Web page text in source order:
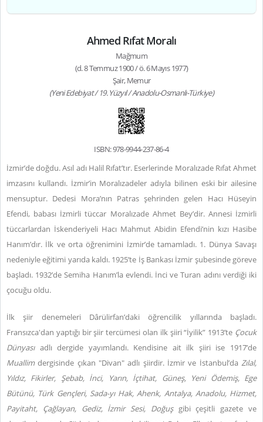
Ahmed Rıfat Moralı
Mağmum
(d. 8 Temmuz 1900 / ö. 6 Mayıs 1977)
Şair, Memur
(Yeni Edebiyat / 19. Yüzyıl / Anadolu-Osmanlı-Türkiye)
ISBN: 978-9944-237-86-4
İzmir’de doğdu. Asıl adı Halil Rıfat’tır. Eserlerinde Moralızade Rıfat Ahmet
imzasını kullandı. İzmir’in Moralızadeler adıyla bilinen eski bir ailesine
mensuptur. Dedesi Mora’nın Patras şehrinden gelen Hacı Hüseyin
Efendi, babası İzmirli tüccar Moralızade Ahmet Bey’dir. Annesi İzmirli
tüccarlardan İskenderiyeli Hacı Mahmut Abidin Efendi’nin kızı Hasibe
Hanım’dır. İlk ve orta öğrenimini İzmir’de tamamladı. 1. Dünya Savaşı
nedeniyle eğitimi yarıda kaldı. 1925’te İş Bankası İzmir şubesinde göreve
başladı. 1932’de Semiha Hanım’la evlendi. İnci ve Turan adını verdiği iki
çocuğu oldu.
İlk şiir denemeleri Dârülirfan’daki öğrencilik yıllarında başladı.
Fransızca'dan yaptığı bir şiir tercümesi olan ilk şiiri “İyilik” 1913’te Çocuk
Dünyasıadlı dergide yayımlandı. Kendisine ait ilk şiiri ise 1917’de
Muallimdergisinde çıkan "Divan" adlı şiirdir. İzmir ve İstanbul’da Zılal,
Yıldız, Fikirler, Şebab, İnci, Yarın, İçtihat, Güneş, Yeni Ödemiş, Ege
Bütünü, Türk Gençleri, Sada-yı Hak, Ahenk, Antalya, Anadolu, Hizmet,
Payitaht, Çağlayan, Gediz, İzmir Sesi, Doğuşgibi çeşitli gazete ve